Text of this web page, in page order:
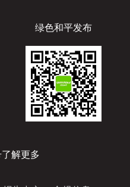
绿色和平发布
解更多